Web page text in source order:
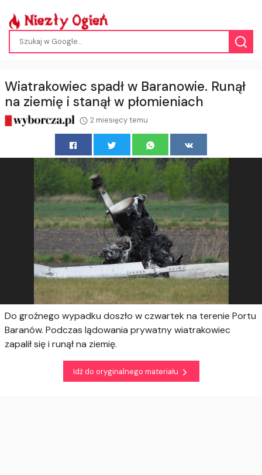
Wiatrakowiec spadł w Baranowie. Runął
na ziemię i stanął w płomieniach
2 miesięcy temu
Do groźnego wypadku doszło w czwartek na terenie Portu
Baranów. Podczas lądowania prywatny wiatrakowiec
zapalił się i runął na ziemię.
Idź do oryginalnego materiału